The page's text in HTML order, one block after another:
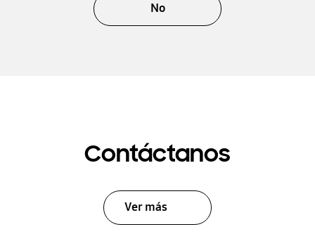
No
Contáctanos
Ver más